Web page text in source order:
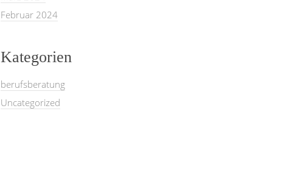
Februar 2024
Kategorien
berufsberatung
Uncategorized